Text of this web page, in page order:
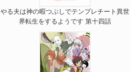
やる夫は神の暇つぶしでテンプレチート異世
界転生をするようです 第十四話